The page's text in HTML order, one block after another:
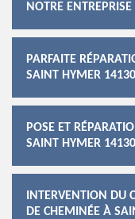
NOTRE
PARFAITE
SAINT HYMER 14130
POSE ET
SAINT HYMER 14130
INTERVENTION DU
DE CHEMINÉE À